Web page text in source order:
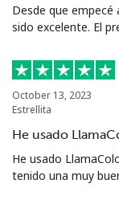
Línea fija
Celular
Desde que empecé
sido excelente. El
October 13, 2023
Estrellita
He usado
He usado
tenido una muy